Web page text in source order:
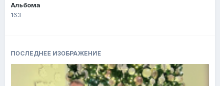
Альбома
163
ПОСЛЕДНЕЕ ИЗОБРАЖЕНИЕ